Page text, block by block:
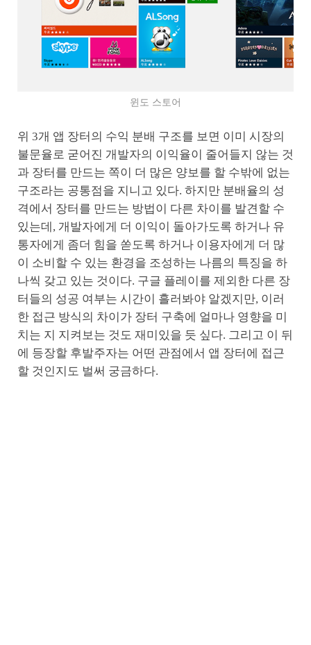
윈도 스토어
위 3개 앱 장터의 수익 분배 구조를 보면 이미 시장의
불문율로 굳어진 개발자의 이익율이 줄어들지 않는 것
과 장터를 만드는 쪽이 더 많은 양보를 할 수밖에 없는
구조라는 공통점을 지니고 있다. 하지만 분배율의 성
격에서 장터를 만드는 방법이 다른 차이를 발견할 수
있는데, 개발자에게 더 이익이 돌아가도록 하거나 유
통자에게 좀더 힘을 쏟도록 하거나 이용자에게 더 많
이 소비할 수 있는 환경을 조성하는 나름의 특징을 하
나씩 갖고 있는 것이다. 구글 플레이를 제외한 다른 장
터들의 성공 여부는 시간이 흘러봐야 알겠지만, 이러
한 접근 방식의 차이가 장터 구축에 얼마나 영향을 미
치는 지 지켜보는 것도 재미있을 듯 싶다. 그리고 이 뒤
에 등장할 후발주자는 어떤 관점에서 앱 장터에 접근
할 것인지도 벌써 궁금하다.